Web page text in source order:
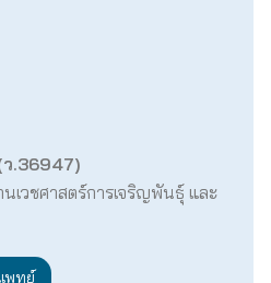
.36947)
วชศาสตร์การเจริญพันธุ์ และ
พทย์